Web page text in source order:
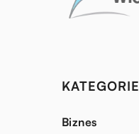
KATEGORIE
Biznes